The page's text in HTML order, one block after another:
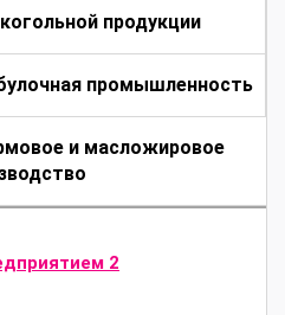
продукции
промышленность
и масложировое
2